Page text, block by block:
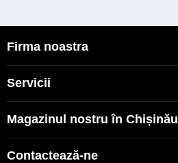
Firma noastra
Servicii
Magazinul nostru în Chișinău
Contactează-ne